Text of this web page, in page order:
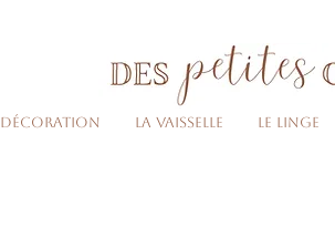
Décoration La vaisselle Le linge